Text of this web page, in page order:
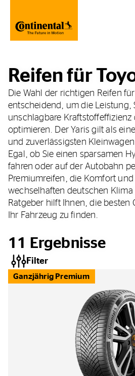
Reifen für
Die Wahl der richtigen Reifen
entscheidend, um die Leistung,
unschlagbare Kraftstoffeffizienz
optimieren. Der Yaris gilt als
und zuverlässigsten
Egal, ob Sie einen sparsamen
fahren oder auf der Autobahn
Premiumreifen, die Komfort
wechselhaften deutschen Klima
Ratgeber hilft Ihnen, die besten
Ihr Fahrzeug zu finden.
11 Ergebnisse
Filter
Ganzjährig Premium